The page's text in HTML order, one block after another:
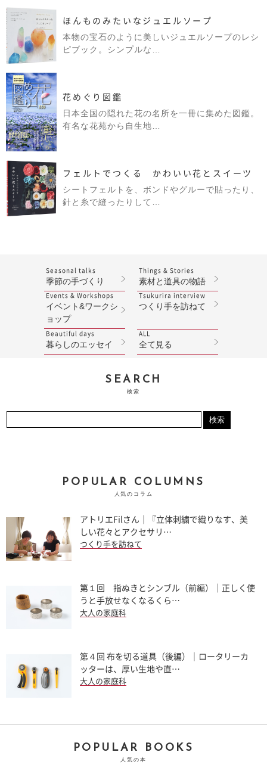
ほんものみたいなジュエルソープ
本物の宝石のように美しいジュエルソープのレシ
ピブック。シンプルな…
花めぐり図鑑
日本全国の隠れた花の名所を一冊に集めた図鑑。
有名な花苑から自生地…
フェルトでつくる かわいい花とスイーツ
シートフェルトを、ボンドやグルーで貼ったり、
針と糸で縫ったりして…
Seasonal talks
季節の手づくり
Things & Stories
素材と道具の物語
Events & Workshops
イベント&ワークシ
ョップ
Tsukurira interview
つくり手を訪ねて
Beautiful days
暮らしのエッセイ
ALL
全て見る
SEARCH
検索
POPULAR COLUMNS
人気のコラム
アトリエFilさん｜『立体刺繍で織りなす、美
しい花々とアクセサリ…
つくり手を訪ねて
第１回 指ぬきとシンブル（前編）｜正しく使
うと手放せなくなるくら…
大人の家庭科
第４回 布を切る道具（後編）｜ロータリーカ
ッターは、厚い生地や直…
大人の家庭科
POPULAR BOOKS
人気の本